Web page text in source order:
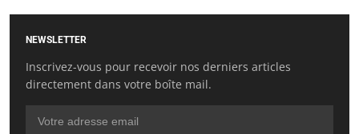
NEWSLETTER
Inscrivez-vous pour recevoir nos derniers articles
directement dans votre boîte mail.